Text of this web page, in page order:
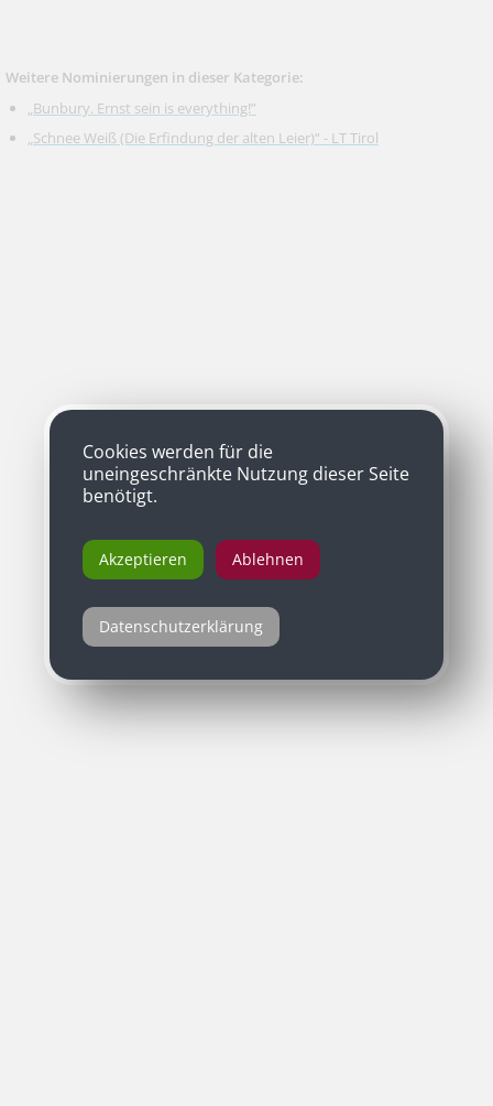
Weitere Nominierungen in dieser Kategorie:
„Bunbury. Ernst sein is everything!”
„Schnee Weiß (Die Erfindung der alten Leier)“ - LT Tirol
Cookies werden für die
uneingeschränkte Nutzung dieser Seite
benötigt.
Akzeptieren Ablehnen
Datenschutzerklärung